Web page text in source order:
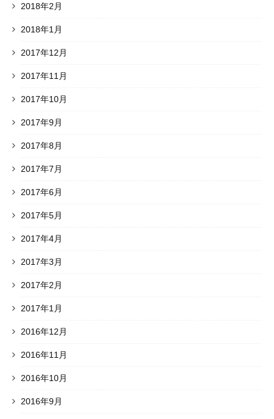
2018年2月
2018年1月
2017年12月
2017年11月
2017年10月
2017年9月
2017年8月
2017年7月
2017年6月
2017年5月
2017年4月
2017年3月
2017年2月
2017年1月
2016年12月
2016年11月
2016年10月
2016年9月